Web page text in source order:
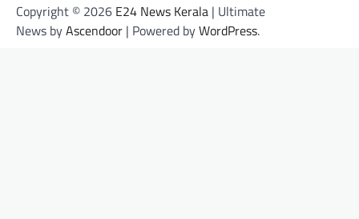
Copyright © 2026 E24 News Kerala | Ultimate
News byAscendoor | Powered byWordPress.